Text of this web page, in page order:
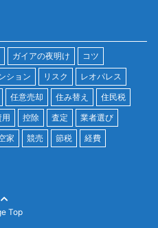
ガイアの夜明け
コツ
ション リスク
レオパレス
任意売却 住み替え
住民税
用 控除 査定
業者選び
家 競売 節税
経費
Top